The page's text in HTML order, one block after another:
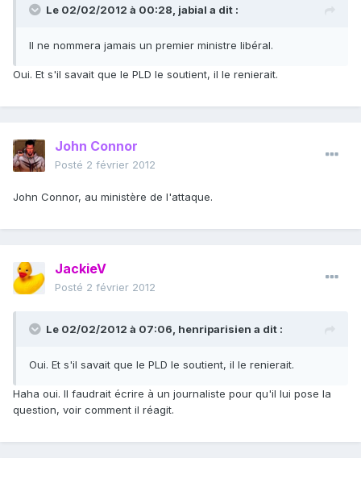
Le 02/02/2012 à 00:28, jabial a dit :
Il ne nommera jamais un premier ministre libéral.
Oui. Et s'il savait que le PLD le soutient, il le renierait.
John Connor
Posté 2 février 2012
John Connor, au ministère de l'attaque.
JackieV
Posté 2 février 2012
Le 02/02/2012 à 07:06, henriparisien a dit :
Oui. Et s'il savait que le PLD le soutient, il le renierait.
Haha oui. Il faudrait écrire à un journaliste pour qu'il lui pose la
question, voir comment il réagit.